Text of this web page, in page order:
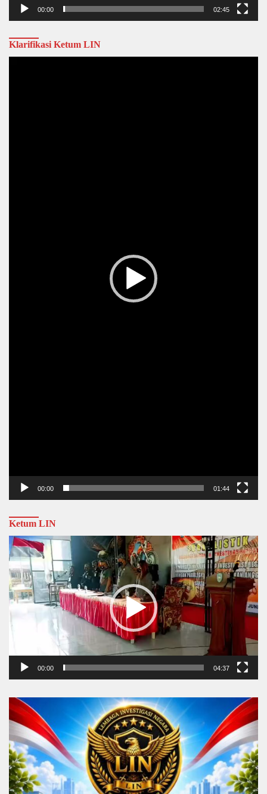
00:00 02:45
Klarifikasi Ketum LIN
00:00 01:44
Ketum LIN
Video
Player
00:00 04:37